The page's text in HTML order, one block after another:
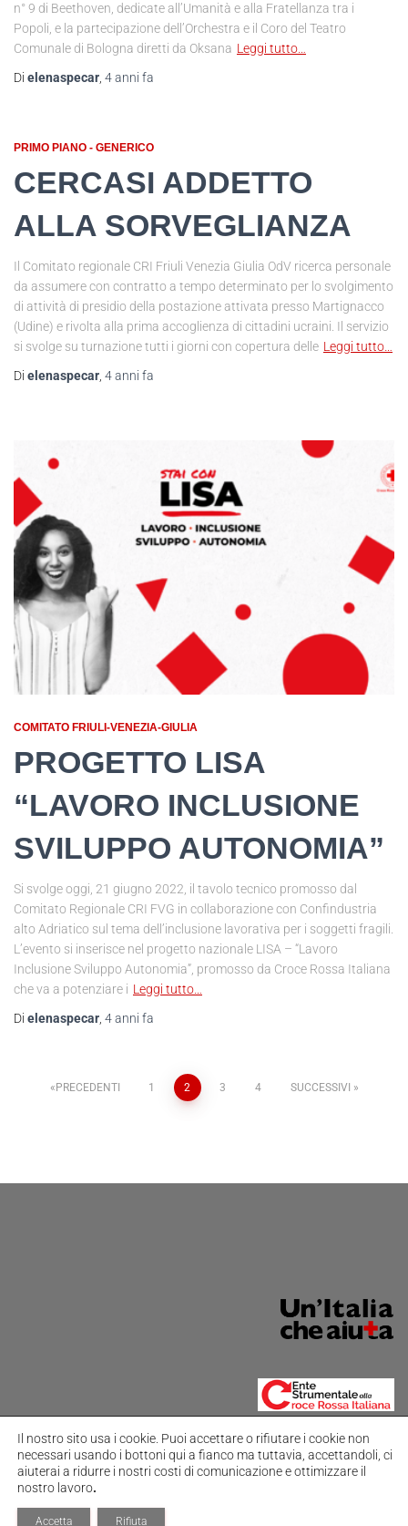
n° 9 di Beethoven, dedicate all’Umanità e alla Fratellanza tra i
Popoli, e la partecipazione dell’Orchestra e il Coro del Teatro
Comunale di Bologna diretti da Oksana Leggi tutto…
Di elenaspecar, 4 anni fa
PRIMO PIANO - GENERICO
CERCASI ADDETTO
ALLA SORVEGLIANZA
Il Comitato regionale CRI Friuli Venezia Giulia OdV ricerca personale
da assumere con contratto a tempo determinato per lo svolgimento
di attività di presidio della postazione attivata presso Martignacco
(Udine) e rivolta alla prima accoglienza di cittadini ucraini. Il servizio
si svolge su turnazione tutti i giorni con copertura delle Leggi tutto…
Di elenaspecar, 4 anni fa
COMITATO FRIULI-VENEZIA-GIULIA
PROGETTO LISA
“LAVORO INCLUSIONE
SVILUPPO AUTONOMIA”
Si svolge oggi, 21 giugno 2022, il tavolo tecnico promosso dal
Comitato Regionale CRI FVG in collaborazione con Confindustria
alto Adriatico sul tema dell’inclusione lavorativa per i soggetti fragili.
L’evento si inserisce nel progetto nazionale LISA – “Lavoro
Inclusione Sviluppo Autonomia”, promosso da Croce Rossa Italiana
che va a potenziare i Leggi tutto…
Di elenaspecar 4 anni fa
PRECEDENTI 1 2 3 4 SUCCESSIVI
Hestia | Sviluppato da
Il nostro sito usa i cookie. Puoi accettare o rifiutare i cookie non
necessari usando i bottoni qui a fianco ma tuttavia, accettandoli, ci
aiuterai a ridurre i nostri costi di comunicazione e ottimizzare il
nostro lavoro.
Accetta Rifiuta